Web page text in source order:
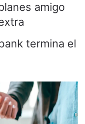
amigo
termina el